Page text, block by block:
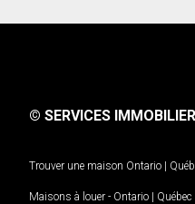
© SERVICES
Trouver une maison Ontario |
Maisons à louer - Ontario | Québec